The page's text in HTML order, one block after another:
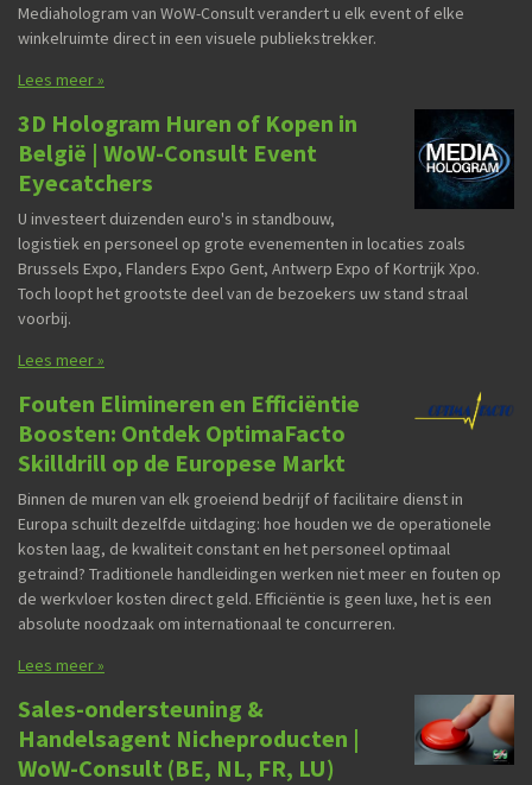
Mediahologram van WoW-Consult verandert u elk event of elke
winkelruimte direct in een visuele publiekstrekker.
Lees meer »
3D Hologram Huren of Kopen in
België | WoW-Consult Event
Eyecatchers
U investeert duizenden euro's in standbouw,
logistiek en personeel op grote evenementen in locaties zoals
Brussels Expo, Flanders Expo Gent, Antwerp Expo of Kortrijk Xpo.
Toch loopt het grootste deel van de bezoekers uw stand straal
voorbij.
Lees meer »
Fouten Elimineren en Efficiëntie
Boosten: Ontdek OptimaFacto
Skilldrill op de Europese Markt
Binnen de muren van elk groeiend bedrijf of facilitaire dienst in
Europa schuilt dezelfde uitdaging: hoe houden we de operationele
kosten laag, de kwaliteit constant en het personeel optimaal
getraind? Traditionele handleidingen werken niet meer en fouten op
de werkvloer kosten direct geld. Efficiëntie is geen luxe, het is een
absolute noodzaak om internationaal te concurreren.
Lees meer »
Sales-ondersteuning &
Handelsagent Nicheproducten |
WoW-Consult (BE, NL, FR, LU)